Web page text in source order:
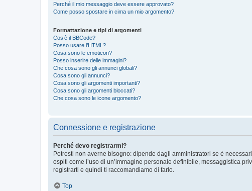
Perché il mio messaggio deve essere approvato?
Come posso spostare in cima un mio argomento?
Formattazione e tipi di argomenti
Cos’è il BBCode?
Posso usare l’HTML?
Cosa sono le emoticon?
Posso inserire delle immagini?
Che cosa sono gli annunci globali?
Cosa sono gli annunci?
Cosa sono gli argomenti importanti?
Cosa sono gli argomenti bloccati?
Che cosa sono le icone argomento?
Connessione e registrazione
Perché devo registrarmi?
Potresti non averne bisogno: dipende dagli amministratori se è
ospiti come l’uso di un’immagine personale definibile, messaggistica
registrarti e quindi ti raccomandiamo di farlo.
Top